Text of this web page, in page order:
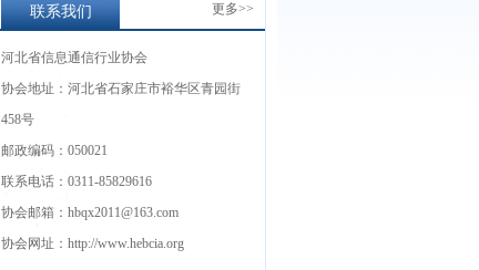
联系我们 更多>>
河北省信息通信行业协会
协会地址：河北省石家庄市裕华区青园街
458号
邮政编码：050021
联系电话：0311-85829616
协会邮箱：hbqx2011@163.com
协会网址：http://www.hebcia.org